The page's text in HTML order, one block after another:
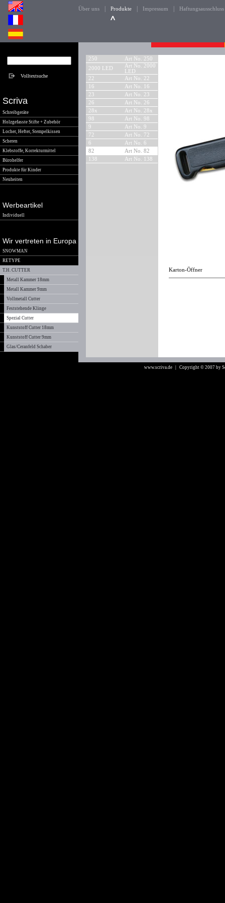
Über uns Produkte Impressum Haftungsausschluss
Scriva
Schreibgeräte
Holzgefasste Stifte + Zubehör
Locher, Hefter, Stempelkissen
Scheren
Klebstoffe, Korrekturmittel
Bürohelfer
Produkte für Kinder
Neuheiten
Werbeartikel
Individuell
Wir vertreten in Europa
SNOWMAN
RETYPE
T.H. CUTTER
Metall Kammer 18mm
Metall Kammer 9mm
Vollmetall Cutter
Feststehende Klinge
Spezial Cutter
Kunststoff Cutter 18mm
Kunststoff Cutter 9mm
Glas/Ceranfeld Schaber
250
Art No. 250
2000 LED
Art No. 2000
LED
22
Art No. 22
16
Art No. 16
23
Art No. 23
26
Art No. 26
28x
Art No. 28x
98
Art No. 98
9
Art No. 9
72
Art No. 72
6
Art No. 6
82
Art No. 82
138
Art No. 138
Karton-Öffner
www.scriva.de | Copyright © 2007 by